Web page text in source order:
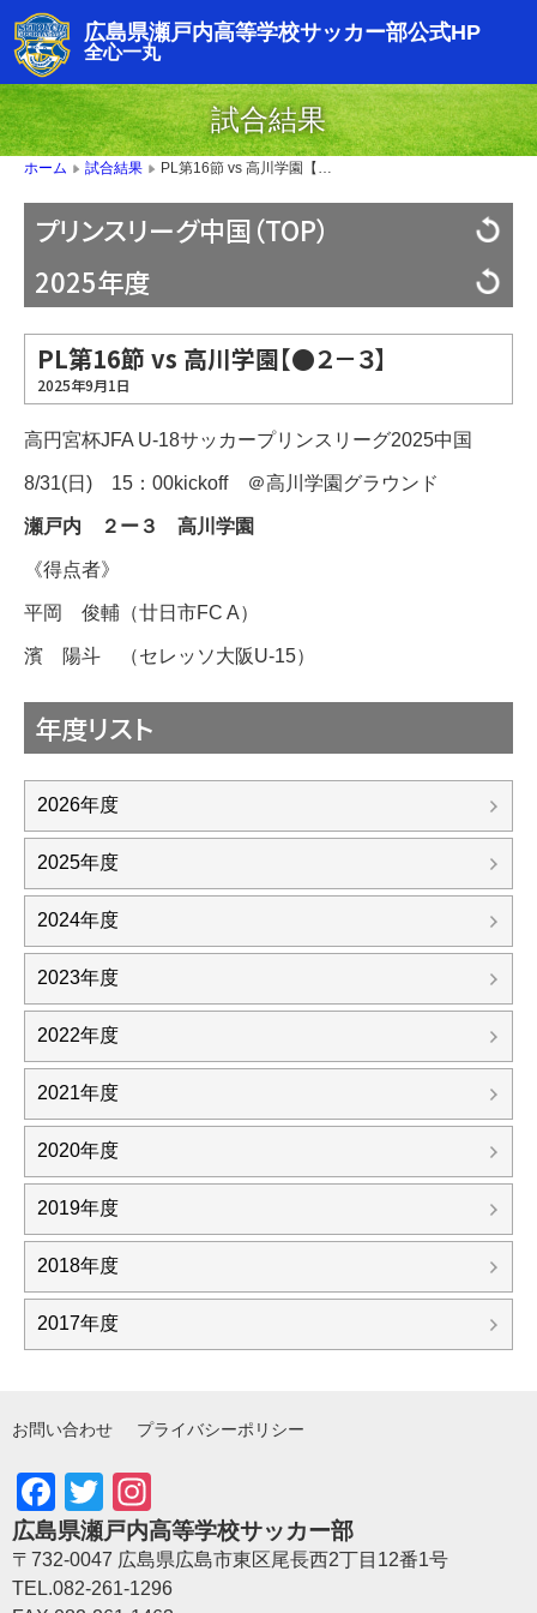
広島県瀬戸内高等学校サッカー部公式HP
全心一丸
試合結果
ホーム ▶ 試合結果 ▶
プリンスリーグ中国（TOP）
2025年度
PL第16節 vs 高川学園【●２－３】
2025年9月1日
高円宮杯JFA U-18サッカープリンスリーグ2025中国
8/31(日) 15：00kickoff ＠高川学園グラウンド
瀬戸内 ２ー３ 高川学園
《得点者》
平岡 俊輔（廿日市FC A）
濱 陽斗 （セレッソ大阪U-15）
年度リスト
2026年度
2025年度
2024年度
2023年度
2022年度
2021年度
2020年度
2019年度
2018年度
2017年度
お問い合わせ プライバシーポリシー
Facebook
Twitter
広島県瀬戸内高等学校サッカー部
〒732-0047 広島県広島市東区尾長西2丁目12番1号
TEL.082-261-1296